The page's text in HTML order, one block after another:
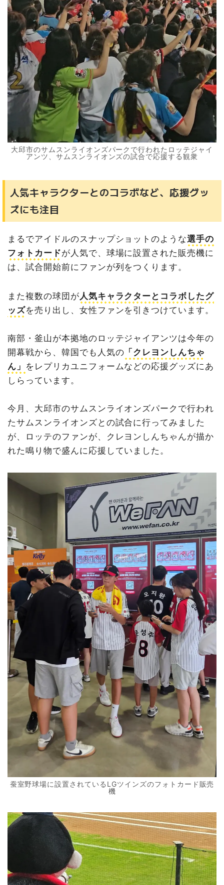
大邱市のサムスンライオンズパークで行われたロッテジャイ
アンツ、サムスンライオンズの試合で応援する観衆
人気キャラクターとのコラボなど、応援グッ
ズにも注目
まるでアイドルのスナップショットのような選手の
フォトカードが人気で、球場に設置された販売機に
は、試合開始前にファンが列をつくります。
また複数の球団が人気キャラクターとコラボしたグ
ッズを売り出し、女性ファンを引きつけています。
南部・釜山が本拠地のロッテジャイアンツは今年の
開幕戦から、韓国でも人気の 「クレヨンしんちゃ
ん」 をレプリカユニフォームなどの応援グッズにあ
しらっています。
今月、大邱市のサムスンライオンズパークで行われ
たサムスンライオンズとの試合に行ってみました
が、ロッテのファンが、クレヨンしんちゃんが描か
れた鳴り物で盛んに応援していました。
蚕室野球場に設置されているLGツインズのフォトカード販売
機